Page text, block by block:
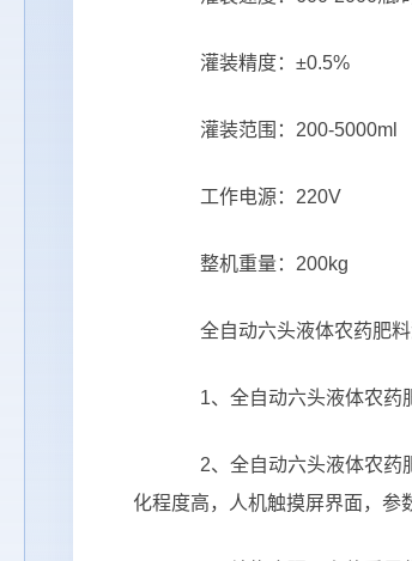
灌装精度：±0.5%
灌装范围：200-5000ml
工作电源：220V
整机重量：200kg
全自动六头液体农药肥料
1、全自动六头液体农药
2、全自动六头液体农药
化程度高，人机触摸屏界面，参